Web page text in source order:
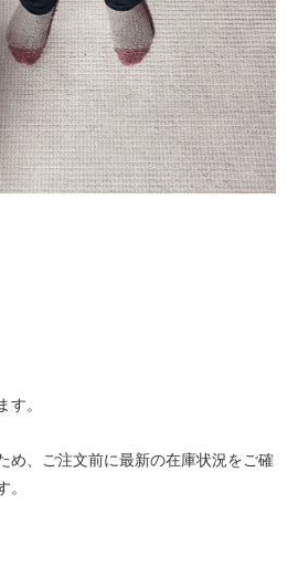
。
め、ご注文前に最新の在庫状況をご確